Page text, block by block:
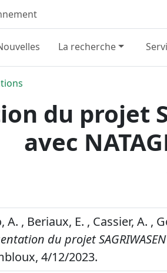
La recherche
du projet
avec
A. , Beriaux, E. , Cassier, A. ,
du projet
4/12/2023.